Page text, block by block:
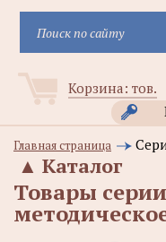
Корзина: тов.
Главная страница
Каталог
▲
Товары